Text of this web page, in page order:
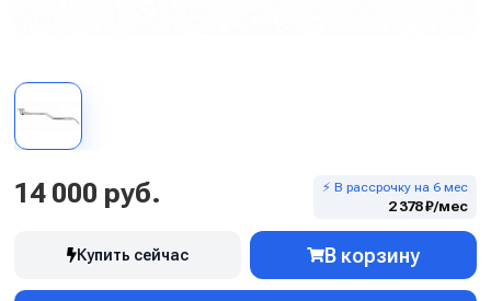
14 000 руб. ⚡ В рассрочку на 6 мес
2 378 ₽/мес
Купить сейчас В корзину